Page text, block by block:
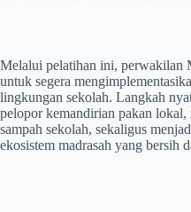
Melalui pelatihan ini, perwakilan
untuk segera
lingkungan sekolah. Langkah
pelopor kemandirian pakan lokal,
sampah sekolah, sekaligus
ekosistem madrasah yang bersih